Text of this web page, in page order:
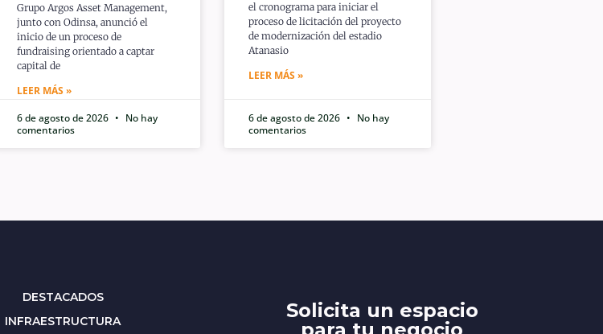
Grupo Argos Asset Management,
junto con Odinsa, anunció el
inicio de un proceso de
fundraising orientado a captar
capital de
LEER MÁS »
6 de agosto de 2026
No hay
comentarios
el cronograma para iniciar el
proceso de licitación del proyecto
de modernización del estadio
Atanasio
LEER MÁS »
6 de agosto de 2026
No hay
comentarios
DESTACADOS
INFRAESTRUCTURA
Solicita un espacio